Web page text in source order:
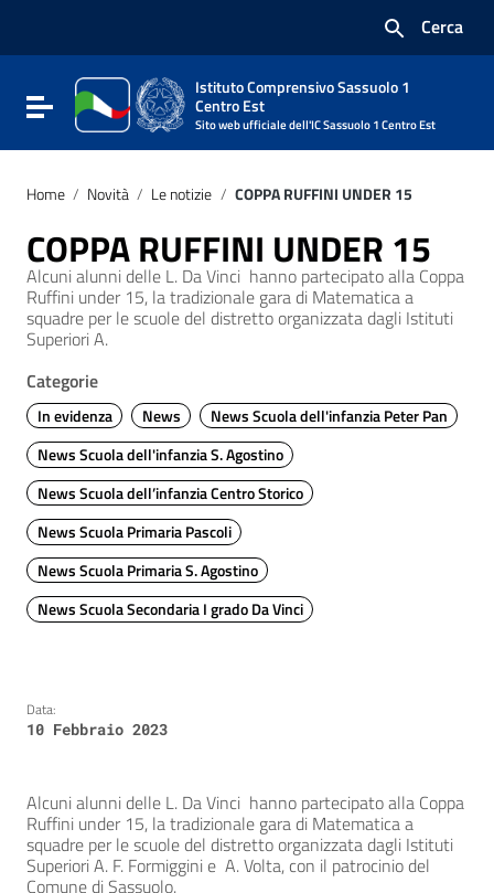
Vai al footer
Cerca
Attiva / disattiva la navigazione
Istituto Comprensivo Sassuolo 1
Centro Est
Sito web ufficiale dell'IC Sassuolo 1 Centro Est
Home / Novità / Le notizie / COPPA RUFFINI UNDER 15
COPPA RUFFINI UNDER 15
Alcuni alunni delle L. Da Vinci hanno partecipato alla Coppa
Ruffini under 15, la tradizionale gara di Matematica a
squadre per le scuole del distretto organizzata dagli Istituti
Superiori A.
Categorie
In evidenza News
News Scuola dell'infanzia Peter Pan
News Scuola dell'infanzia S. Agostino
News Scuola dell’infanzia Centro Storico
News Scuola Primaria Pascoli
News Scuola Primaria S. Agostino
News Scuola Secondaria I grado Da Vinci
Data:
10 Febbraio 2023
Alcuni alunni delle L. Da Vinci hanno partecipato alla Coppa
Ruffini under 15, la tradizionale gara di Matematica a
squadre per le scuole del distretto organizzata dagli Istituti
Superiori A. F. Formiggini e A. Volta, con il patrocinio del
Comune di Sassuolo.